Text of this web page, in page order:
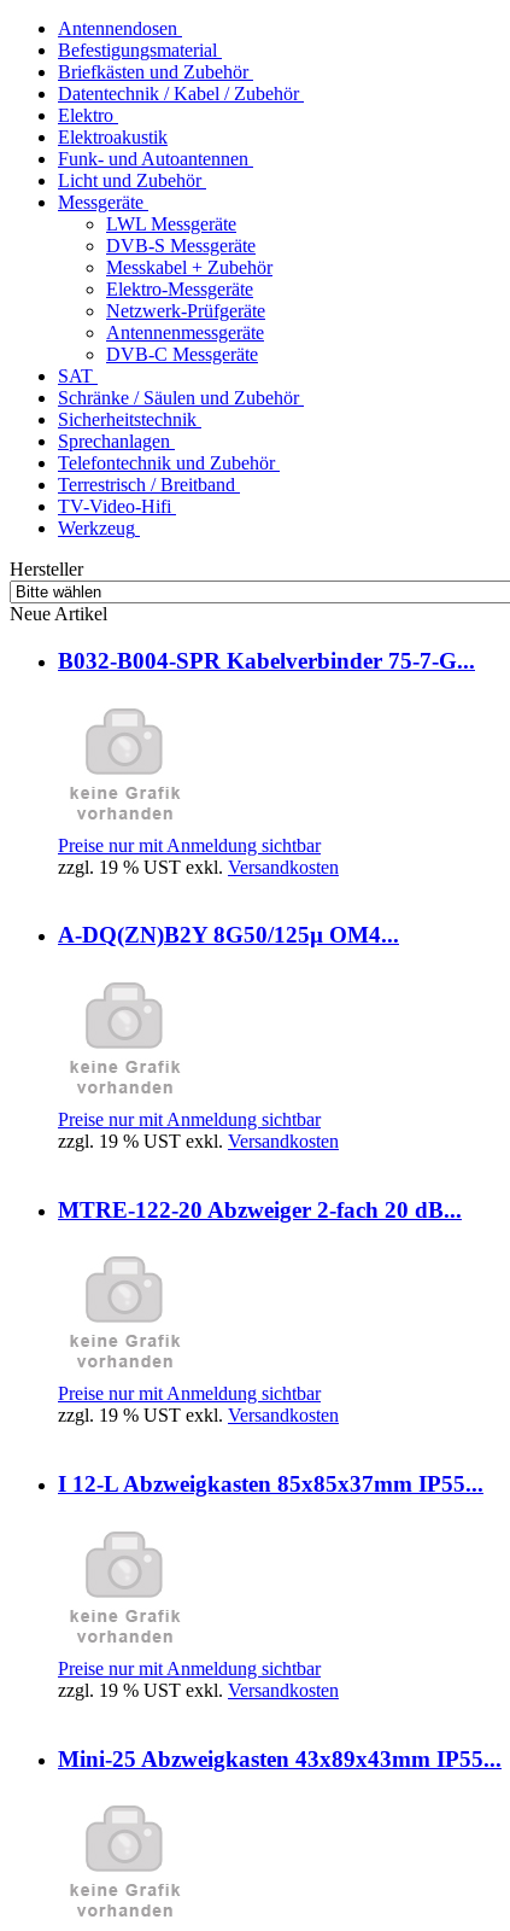
Antennendosen
Befestigungsmaterial
Briefkästen und Zubehör
Datentechnik / Kabel / Zubehör
Elektro
Elektroakustik
Funk- und Autoantennen
Licht und Zubehör
Messgeräte
LWL Messgeräte
DVB-S Messgeräte
Messkabel + Zubehör
Elektro-Messgeräte
Netzwerk-Prüfgeräte
Antennenmessgeräte
DVB-C Messgeräte
SAT
Schränke / Säulen und Zubehör
Sicherheitstechnik
Sprechanlagen
Telefontechnik und Zubehör
Terrestrisch / Breitband
TV-Video-Hifi
Werkzeug
Hersteller
Neue Artikel
B032-B004-SPR Kabelverbinder 75-7-G...
Preise nur mit Anmeldung sichtbar
zzgl. 19 % UST exkl. Versandkosten
A-DQ(ZN)B2Y 8G50/125µ OM4...
Preise nur mit Anmeldung sichtbar
zzgl. 19 % UST exkl. Versandkosten
MTRE-122-20 Abzweiger 2-fach 20 dB...
Preise nur mit Anmeldung sichtbar
zzgl. 19 % UST exkl. Versandkosten
I 12-L Abzweigkasten 85x85x37mm IP55...
Preise nur mit Anmeldung sichtbar
zzgl. 19 % UST exkl. Versandkosten
Mini-25 Abzweigkasten 43x89x43mm IP55...